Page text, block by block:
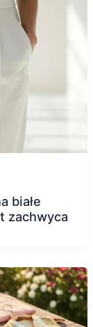
białe
zachwyca